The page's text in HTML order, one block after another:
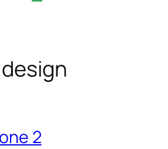
design
2